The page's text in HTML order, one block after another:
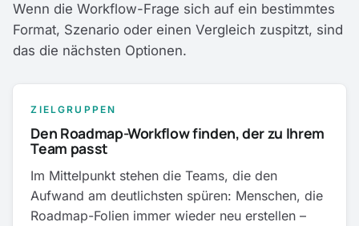
Wenn die Workflow-Frage sich auf ein bestimmtes
Format, Szenario oder einen Vergleich zuspitzt, sind
das die nächsten Optionen.
ZIELGRUPPEN
Den Roadmap-Workflow finden, der zu Ihrem
Team passt
Im Mittelpunkt stehen die Teams, die den
Aufwand am deutlichsten spüren: Menschen, die
Roadmap-Folien immer wieder neu erstellen –